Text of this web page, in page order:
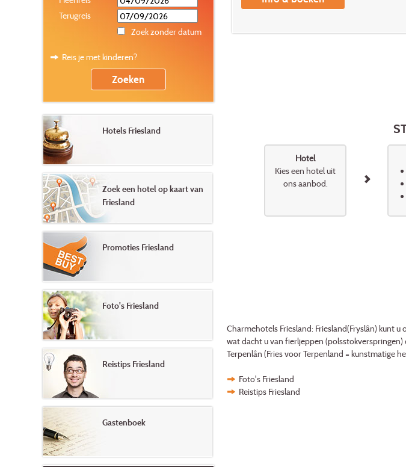
Hotel
Kies een hotel uit
ons aanbod.
Charmehotels Friesland: Friesland(Fryslân) kunt
wat dacht u van fierljeppen
Terpenlân (Fries voor Terpenland = kunstmatige
Foto's Friesland
Reistips Friesland
Terugreis
Zoek zonder datum
Reis je met kinderen?
Hotels Friesland
Zoek een hotel op kaart van
Friesland
Promoties Friesland
Foto's Friesland
Reistips Friesland
Gastenboek